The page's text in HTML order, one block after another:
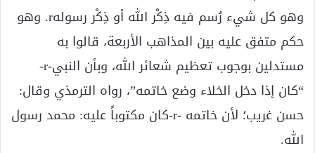
وهو كل شيء رُسم فيه ذِكْر الله أو ذِكْر رسولهr. وهو
حكم متفق عليه بين المذاهب الأربعة، قالوا به
مستدلين بوجوب تعظيم شعائر الله، وبأن النبي-r-
“كان إذا دخل الخلاء وضع خاتمه”، رواه الترمذي وقال:
حسن غريب؛ لأن خاتمه -r-كان مكتوباً عليه: محمد رسول
الله.